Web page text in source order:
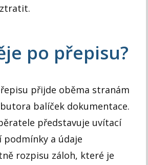
po přepisu?
přijde oběma stranám
balíček dokumentace.
představuje uvítací
podmínky a údaje
rozpisu záloh, které je